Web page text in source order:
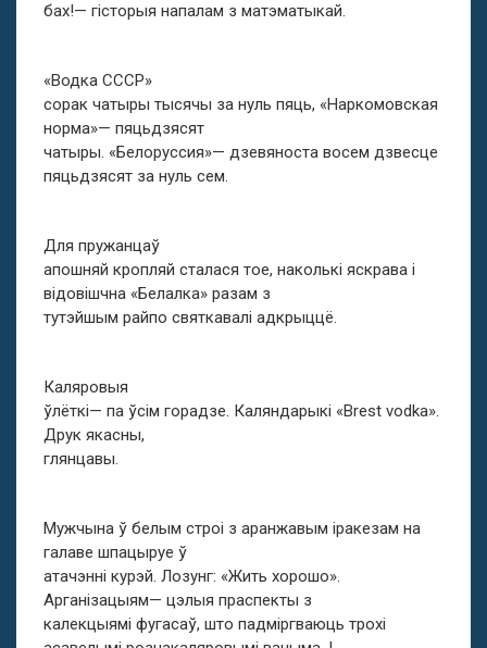
бах!— гісторыя напалам з матэматыкай.
«Водка СССР»
сорак чатыры тысячы за нуль пяць, «Наркомовская
норма»— пяцьдзясят
чатыры. «Белоруссия»— дзевяноста восем дзвесце
пяцьдзясят за нуль сем.
Для пружанцаў
апошняй кропляй сталася тое, наколькі яскрава і
відовішчна «Белалка» разам з
тутэйшым райпо святкавалі адкрыццё.
Каляровыя
ўлёткі— па ўсім горадзе. Каляндарыкі «Brest vodka».
Друк якасны,
глянцавы.
Мужчына ў белым строі з аранжавым іракезам на
галаве шпацыруе ў
атачэнні курэй. Лозунг: «Жить хорошо».
Арганізацыям— цэлыя праспекты з
калекцыямі фугасаў, што падміргваюць трохі